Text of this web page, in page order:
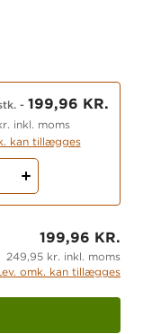
- 199,96 KR.
inkl. moms
kan tillægges
199,96 KR.
249,95 kr. inkl. moms
omk. kan tillægges